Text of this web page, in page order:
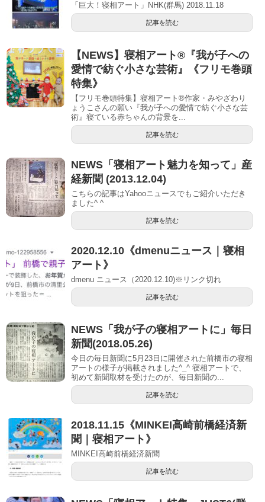
「巨大！寝相アート」NHK(群馬) 2018.11.18
記事を読む
【NEWS】寝相アート®︎『我が子への
愛情で紡ぐ小さな芸術』《フリモ巻頭
特集》
【フリモ巻頭特集】寝相アート®︎作家・みやざわり
ょうこさんの願い『我が子への愛情で紡ぐ小さな芸
術』寝ている赤ちゃんの背景を...
記事を読む
NEWS「寝相アート魅力を知って」産
経新聞 (2013.12.04)
こちらの記事はYahooニュースでもご紹介いただき
ました^ ^
記事を読む
2020.12.10《dmenuニュース｜寝相
アート》
dmenu ニュース（2020.12.10)※リンク切れ
記事を読む
NEWS「我が子の寝相アートに」毎日
新聞(2018.05.26)
今日の毎日新聞に5月23日に開催された前橋市の寝相
アートの様子が掲載されました^_^ 寝相アートで、
初めて新聞取材を受けたのが、毎日新聞の...
記事を読む
2018.11.15《MINKEI高崎前橋経済新
聞｜寝相アート》
MINKEI高崎前橋経済新聞
記事を読む